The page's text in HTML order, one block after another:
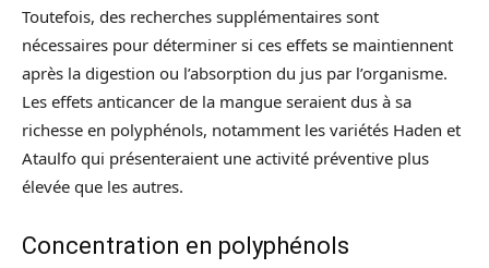
Toutefois, des recherches supplémentaires sont
nécessaires pour déterminer si ces effets se maintiennent
après la digestion ou l’absorption du jus par l’organisme.
Les effets anticancer de la mangue seraient dus à sa
richesse en polyphénols, notamment les variétés Haden et
Ataulfo qui présenteraient une activité préventive plus
élevée que les autres.
Concentration en polyphénols